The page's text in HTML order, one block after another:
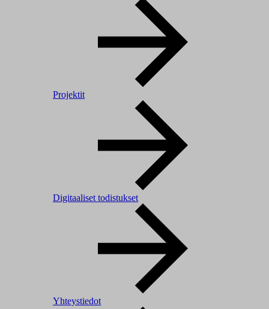
Projektit
Digitaaliset todistukset
Yhteystiedot